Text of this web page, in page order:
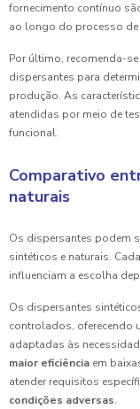
fornecimento contínuo
ao longo do processo de
Por último, recomenda-
dispersantes para
produção. As
atendidas por meio de
funcional.
Comparativo
naturais
Os dispersantes podem
sintéticos e naturais.
influenciam a escolha
Os dispersantes
controlados, oferecendo
adaptadas às
maior eficiência em
atender requisitos
condições adversas.